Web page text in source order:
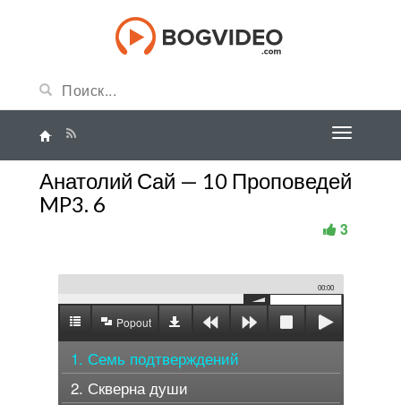
Анатолий Сай — 10 Проповедей
MP3. 6
3
00:00
Popout
1. Семь подтверждений
2. Скверна души